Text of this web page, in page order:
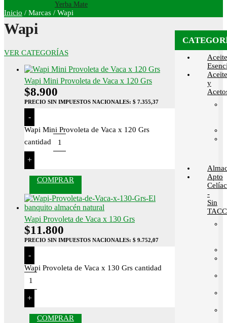
Yerba Mate
Inicio / Marcas / Wapi
Wapi
VER CATEGORÍAS
Wapi Mini Provoleta de Vaca x 120 Grs
$8.900
PRECIO SIN IMPUESTOS NACIONALES: $ 7.355,37
-
Wapi Mini Provoleta de Vaca x 120 Grs
cantidad
+
COMPRAR
Wapi Provoleta de Vaca x 130 Grs
$11.800
PRECIO SIN IMPUESTOS NACIONALES: $ 9.752,07
-
Wapi Provoleta de Vaca x 130 Grs cantidad
+
COMPRAR
y
Apto
-
Sin
TACC